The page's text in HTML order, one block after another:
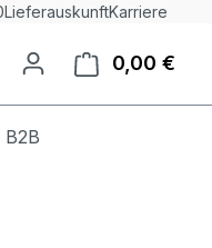
LieferauskunftKarriere
hast 0 Produkte auf
0,00 €
B2B